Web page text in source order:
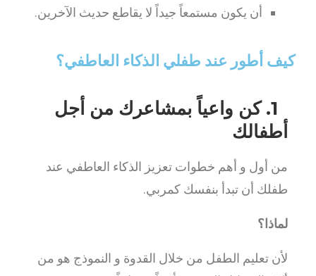
أن يكون مستمعاً جيداً لا يقاطع حديث الآخرين.
كيف أطور عند طفلي الذكاء العاطفي؟
1. كن واعياً بمشاعرك من أجل
أطفالك
من أول و أهم خطوات تعزيز الذكاء العاطفي عند
طفلك أن تبدأ بنفسك كمربي.
لماذا؟
لأن تعليم الطفل من خلال القدوة و النموذج هو من